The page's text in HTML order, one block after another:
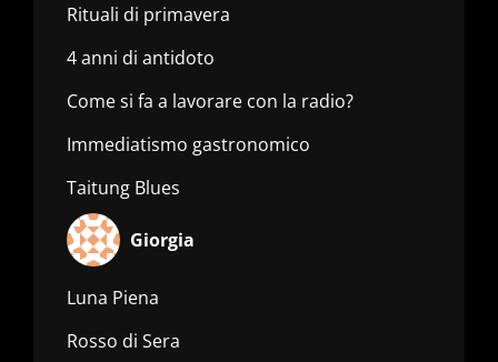
Rituali di primavera
4 anni di antidoto
Come si fa a lavorare con la radio?
Immediatismo gastronomico
Taitung Blues
Giorgia
Luna Piena
Rosso di Sera